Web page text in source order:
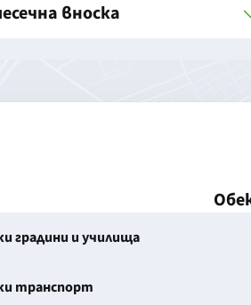
вноска
градини и училища
транспорт